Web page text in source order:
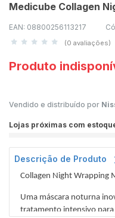
Medicube Collagen
EAN: 08800256113217
(0 avaliações)
Produto
Vendido e distribuído por
Lojas próximas com
Descrição de Produto
Collagen Night Wrapping
Uma máscara noturna
tratamento intensivo